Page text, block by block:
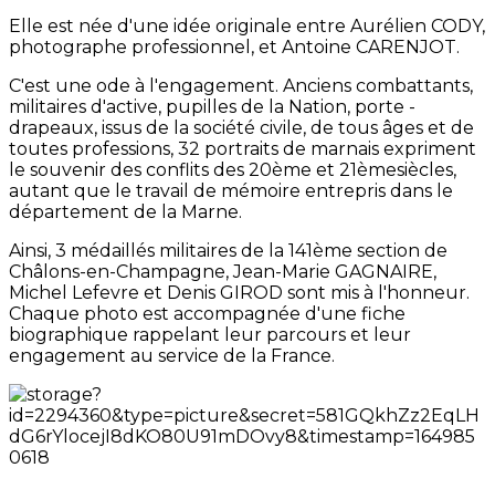
Elle est née d'une idée originale entre Aurélien CODY,
photographe professionnel, et Antoine CARENJOT.
C'est une ode à l'engagement. Anciens combattants,
militaires d'active, pupilles de la Nation, porte -
drapeaux, issus de la société civile, de tous âges et de
toutes professions, 32 portraits de marnais expriment
le souvenir des conflits des 20ème et 21èmesiècles,
autant que le travail de mémoire entrepris dans le
département de la Marne.
Ainsi, 3 médaillés militaires de la 141ème section de
Châlons-en-Champagne, Jean-Marie GAGNAIRE,
Michel Lefevre et Denis GIROD sont mis à l'honneur.
Chaque photo est accompagnée d'une fiche
biographique rappelant leur parcours et leur
engagement au service de la France.